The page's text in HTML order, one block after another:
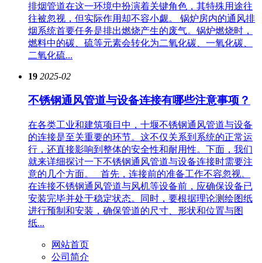
排烟管道在这一环境中扮演着关键角色，其特殊用途往
往被忽视，但实际作用却不容小觑。 锅炉房内的通风排
烟系统首要任务是排出燃烧产生的废气。锅炉燃烧时，
燃料中的碳、硫等元素会转化为二氧化碳、一氧化碳、
二氧化硫...
19 2025-02
不锈钢通风管道与设备连接有哪些注意事项？
在各类工业和建筑项目中，十堰不锈钢通风管道与设备
的连接是至关重要的环节。这不仅关系到系统的正常运
行，还直接影响到整体的安全性和耐用性。下面，我们
就来详细探讨一下不锈钢通风管道与设备连接时需要注
意的几个方面。 首先，连接前的准备工作不容忽视。
在连接不锈钢通风管道与风机等设备前，应确保设备已
安装完毕并处于稳定状态。同时，要根据理论测绘图纸
进行预制和安装，确保管道的尺寸、形状和位置与图
纸...
网站首页
公司简介